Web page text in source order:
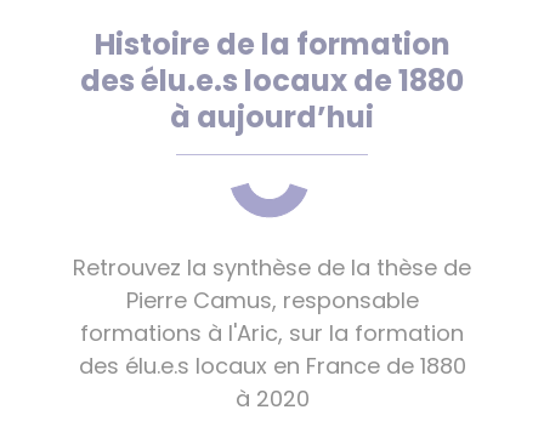
Histoire de la formation
des élu.e.s locaux de 1880
à aujourd’hui
Retrouvez la synthèse de la thèse de
Pierre Camus, responsable
formations à l'Aric, sur la formation
des élu.e.s locaux en France de 1880
à 2020